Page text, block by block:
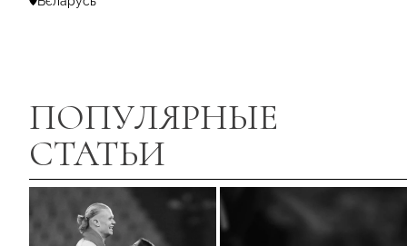
ПОПУЛЯРНЫЕ
СТАТЬИ